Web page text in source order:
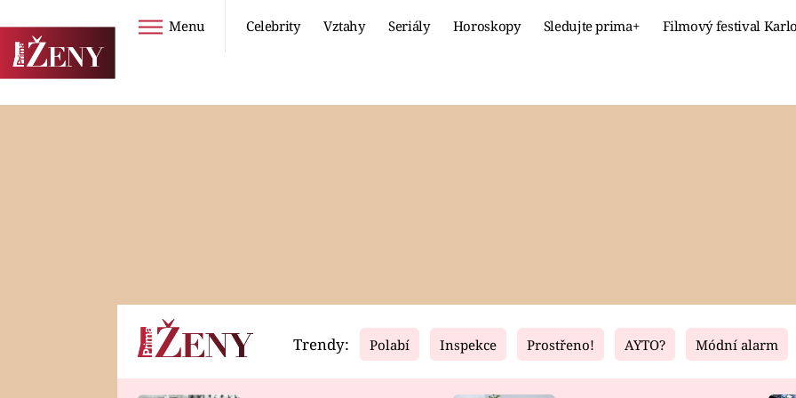
Menu Celebrity Vztahy Seriály Horoskopy Sledujte prima+ Filmový festival
Horoskopy Video Fresh Living
Trendy: Polabí Inspekce Prostřeno! AYTO? Módní alarm